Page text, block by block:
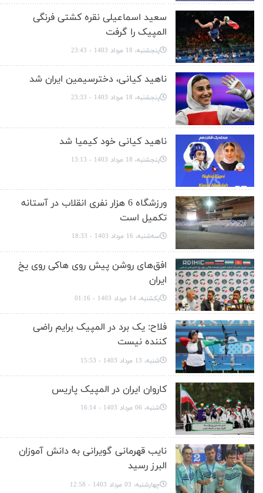
سعید اسماعیلی نقره کشتی فرنگی
المپیک را گرفت
پنجشنبه، 18 مرداد 1403 - 23:43
ناهید کیانی، دخترسیمین ایران شد
پنجشنبه، 18 مرداد 1403 - 23:33
ناهید کیانی خود کیمیا شد
پنجشنبه، 18 مرداد 1403 - 13:13
ورزشگاه 6 هزار نفری انقلاب در آستانه
تکمیل است
سه‌شنبه، 16 مرداد 1403 - 18:33
افق‌های روشن پیش روی هاکی روی یخ
ایران
یکشنبه، 14 مرداد 1403 - 01:16
فلاح: یک برد در المپیک برایم راضی
کننده نیست
شنبه، 13 مرداد 1403 - 15:53
کاروان ایران در المپیک پاریس
شنبه، 06 مرداد 1403 - 16:14
نایب قهرمانی گویرانی به دانش آموزان
البرز رسید
چهارشنبه، 03 مرداد 1403 - 12:58